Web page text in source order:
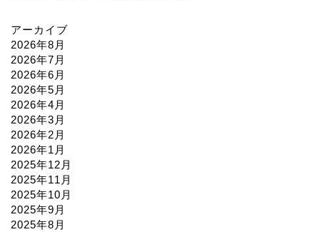
アーカイブ
2026年8月
2026年7月
2026年6月
2026年5月
2026年4月
2026年3月
2026年2月
2026年1月
2025年12月
2025年11月
2025年10月
2025年9月
2025年8月